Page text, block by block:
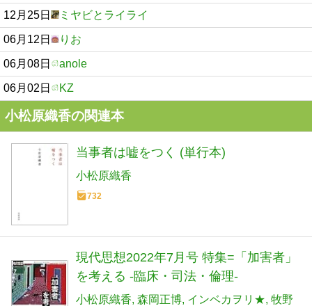
12月25日 ミヤビとライライ
06月12日 りお
06月08日 anole
06月02日 KZ
小松原織香の関連本
当事者は嘘をつく (単行本)
小松原織香
732
現代思想2022年7月号 特集=「加害者」
を考える -臨床・司法・倫理-
小松原織香 森岡正博 インベカヲリ★ 牧野